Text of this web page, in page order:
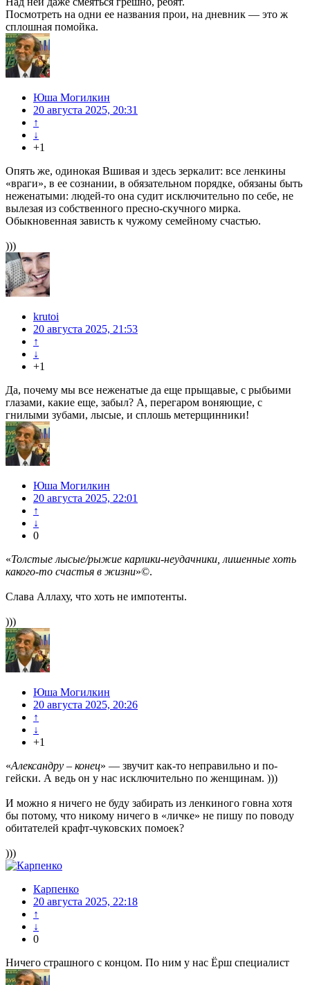
Посмотреть на одни ее названия прои, на дневник — это ж
сплошная помойка.
Юша Могилкин
20 августа 2025, 20:31
↑
↓
+1
Опять же, одинокая Вшивая и здесь зеркалит: все ленкины
«враги», в ее сознании, в обязательном порядке, обязаны быть
неженатыми: людей-то она судит исключительно по себе, не
вылезая из собственного пресно-скучного мирка.
Обыкновенная зависть к чужому семейному счастью.
)))
krutoi
20 августа 2025, 21:53
↑
↓
+1
Да, почему мы все неженатые да еще прыщавые, с рыбьими
глазами, какие еще, забыл? А, перегаром воняющие, с
гнилыми зубами, лысые, и сплошь метерщинники!
Юша Могилкин
20 августа 2025, 22:01
↑
↓
0
«Толстые лысые/рыжие карлики-неудачники, лишенные хоть
какого-то счастья в жизни»©.
Слава Аллаху, что хоть не импотенты.
)))
Юша Могилкин
20 августа 2025, 20:26
↑
↓
+1
«Александру – конец» — звучит как-то неправильно и по-
гейски. А ведь он у нас исключительно по женщинам. )))
И можно я ничего не буду забирать из ленкиного говна хотя
бы потому, что никому ничего в «личке» не пишу по поводу
обитателей крафт-чуковских помоек?
)))
Карпенко
20 августа 2025, 22:18
↑
↓
0
Ничего страшного с концом. По ним у нас Ёрш специалист